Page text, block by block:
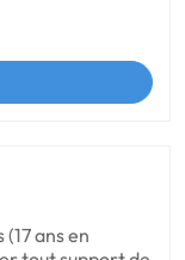
ans en